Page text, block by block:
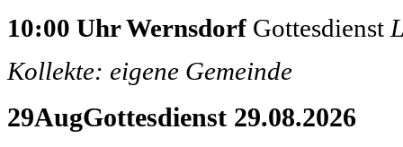
10:00 Uhr Wernsdorf Gottesdienst
Kollekte: eigene Gemeinde
29AugGottesdienst 29.08.2026